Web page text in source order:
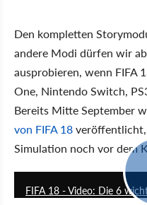
Den kompletten
andere Modi dürfen wir
ausprobieren, wenn FIFA
One, Nintendo Switch,
Bereits Mitte September
von FIFA 18veröffentlicht,
Simulation noch vor dem
FIFA 18 - Video: Die 6